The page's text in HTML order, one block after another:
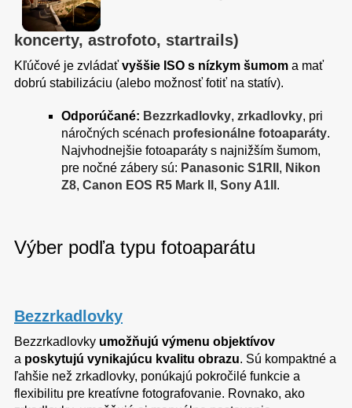
koncerty, astrofoto, startrails)
Kľúčové je zvládať vyššie ISO s nízkym šumom a mať
dobrú stabilizáciu (alebo možnosť fotiť na statív).
Odporúčané: Bezzrkadlovky, zrkadlovky, pri
náročných scénach profesionálne fotoaparáty.
Najvhodnejšie fotoaparáty s najnižším šumom,
pre nočné zábery sú: Panasonic S1RII , Nikon
Z8, Canon EOS R5 Mark II , Sony A1II .
Výber podľa typu fotoaparátu
Bezzrkadlovky
Bezzrkadlovky umožňujú výmenu objektívov
a poskytujú vynikajúcu kvalitu obrazu. Sú kompaktné a
ľahšie než zrkadlovky, ponúkajú pokročilé funkcie a
flexibilitu pre kreatívne fotografovanie. Rovnako, ako